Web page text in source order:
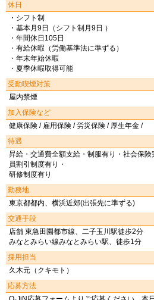
休日
・シフト制
・基本月9日（シフト制月9日 ）
・年間休日105日
・有給休暇（労働基準法に準ずる）
・年末年始休暇
・夏季休暇取得可能
受動喫煙対策
屋内禁煙
加入保険など
健康保険 / 雇用保険 / 労災保険 / 厚生年金 /
待遇
昇給・交通費全額支給・制服有り・社会保
員割引制度有り・
研修制度有り
勤務地
東京都都内、横浜近郊(出張先に準ずる)
交通手段
店舗 東急田園都市線、二子玉川駅徒歩2分
みなとみらい線みなとみらい駅、徒歩1分
採用担当
久木元（クキモト）
応募方法